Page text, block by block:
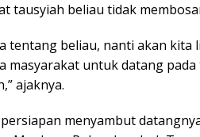
tausyiah beliau tidak
tentang beliau, nanti akan kita
masyarakat untuk datang pada
ajaknya.
menyambut